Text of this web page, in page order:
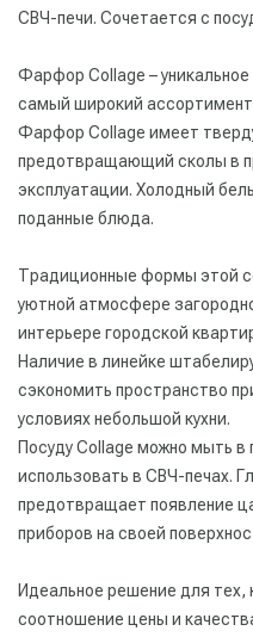
СВЧ-печи. Сочетается с
Фарфор Collage –
самый широкий
Фарфор Collage имеет
предотвращающий сколы в
эксплуатации. Холодный
поданные блюда.
Традиционные формы этой
уютной атмосфере
интерьере городской
Наличие в линейке
сэкономить пространство
условиях небольшой кухни.
Посуду Collage можно мыть
использовать в СВЧ-печах.
предотвращает появление
приборов на своей
Идеальное решение для тех,
соотношение цены и